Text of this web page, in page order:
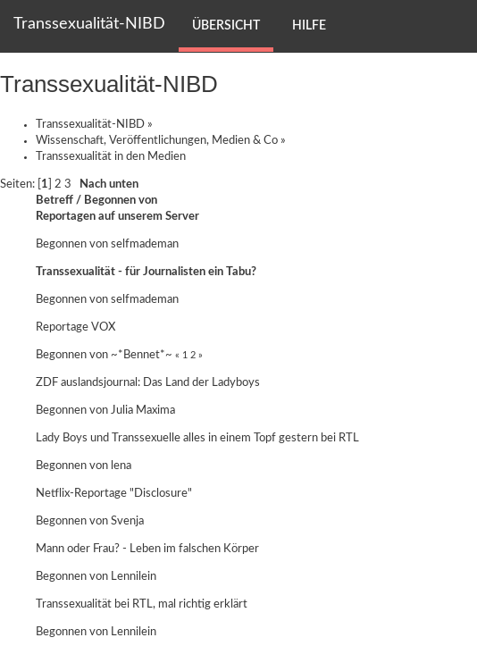
Transsexualität-NIBD ÜBERSICHT HILFE
Transsexualität-NIBD
Transsexualität-NIBD »
Wissenschaft, Veröffentlichungen, Medien & Co »
Transsexualität in den Medien
Seiten: [ 1 2 3
Nach unten
Betreff / Begonnen von
Reportagen auf unserem Server
Begonnen von selfmademan
Transsexualität - für Journalisten ein Tabu?
Begonnen von selfmademan
Reportage VOX
Begonnen von ~*Bennet*~ « 1 2 »
ZDF auslandsjournal: Das Land der Ladyboys
Begonnen von Julia Maxima
Lady Boys und Transsexuelle alles in einem Topf gestern bei RTL
Begonnen von lena
Netflix-Reportage "Disclosure"
Begonnen von Svenja
Mann oder Frau? - Leben im falschen Körper
Begonnen von Lennilein
Transsexualität bei RTL, mal richtig erklärt
Begonnen von Lennilein